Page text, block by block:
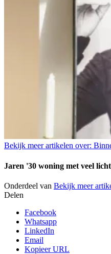
Bekijk meer artikelen over:
Jaren '30 woning met veel
Onderdeel van Bekijk meer
Delen
Facebook
Whatsapp
LinkedIn
Email
Kopieer URL